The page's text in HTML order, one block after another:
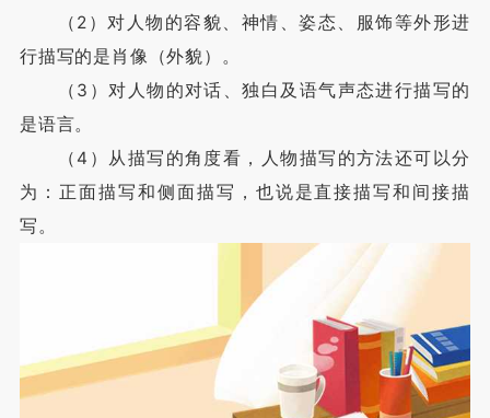
（2）对人物的容貌、神情、姿态、服饰等外形进
行描写的是肖像（外貌）。
（3）对人物的对话、独白及语气声态进行描写的
是语言。
（4）从描写的角度看，人物描写的方法还可以分
为：正面描写和侧面描写，也说是直接描写和间接描
写。